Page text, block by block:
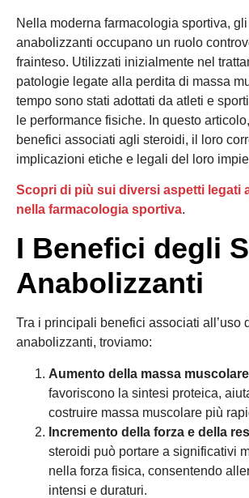
Nella moderna farmacologia sportiva,
anabolizzanti occupano un ruolo
frainteso. Utilizzati inizialmente nel
patologie legate alla perdita di massa
tempo sono stati adottati da atleti e
le performance fisiche. In questo
benefici associati agli steroidi, il loro
implicazioni etiche e legali del loro
Scopri di più sui diversi aspetti legati
nella farmacologia sportiva.
I Benefici degli
Anabolizzanti
Tra i principali benefici associati all’uso
anabolizzanti, troviamo:
Aumento della massa
favoriscono la sintesi proteica,
costruire massa muscolare più
Incremento della forza e della
steroidi può portare a significativi
nella forza fisica, consentendo
intensi e duraturi.